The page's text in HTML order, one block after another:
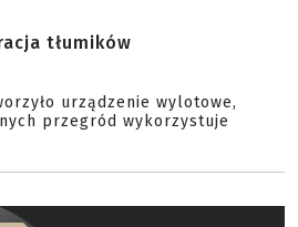
tłumików
urządzenie wylotowe,
przegród wykorzystuje